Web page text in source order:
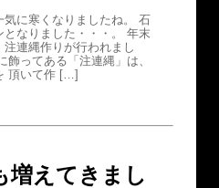
気に寒くなりましたね。 石
となりました・・・。 年末
連縄作りが行われまし
飾ってある「注連縄」は、
頂いて作 […]
増えてきまし